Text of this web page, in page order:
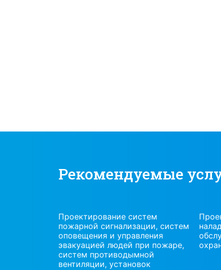
Рекомендуемые
Проектирование систем
пожарной сигнализации, систем
оповещения и управления
эвакуацией людей при пожаре,
систем противодымной
вентиляции, установок